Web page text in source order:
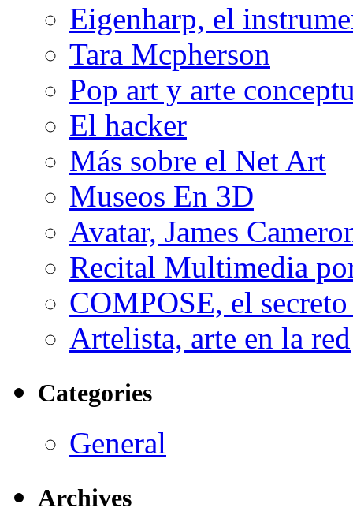
Eigenharp, el
Tara Mcpherson
Pop art y arte
El hacker
Más sobre el Net Art
Museos En 3D
Avatar, James
Recital Multimedia
COMPOSE, el
Artelista, arte en la red
Categories
General
Archives